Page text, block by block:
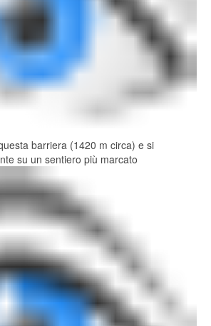
barriera (1420 m circa) e si
su un sentiero più marcato